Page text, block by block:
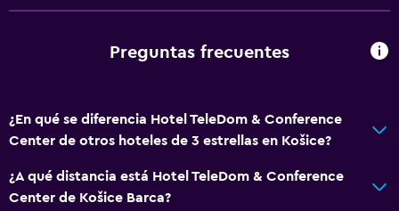
Estacionamiento
Traslado aeropuerto
Accesibilidad y adecuación
Habitaciones para no fumadores disponibles
Mascotas permitidas bajo consulta (pueden aplicar cargos
Preguntas frecuentes
¿En qué se diferencia Hotel TeleDom & Conference
Center de otros hoteles de 3 estrellas en Košice?
¿A qué distancia está Hotel TeleDom & Conference
Center de Košice Barca?